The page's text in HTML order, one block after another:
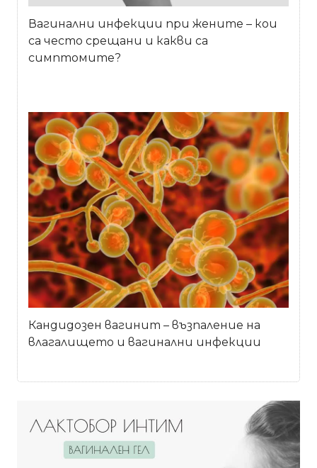
Вагинални инфекции при жените – кои
са често срещани и какви са
симптомите?
Кандидозен вагинит – възпаление на
влагалището и вагинални инфекции